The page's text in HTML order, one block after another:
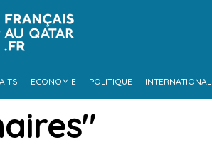
ECONOMIE POLITIQUE INTERNATIONAL